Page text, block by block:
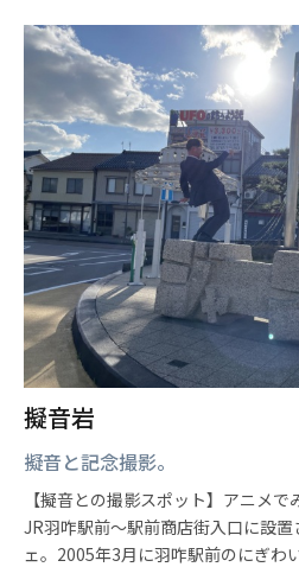
擬音岩
擬音と記念撮影。
【擬音との撮影スポット】アニメで
JR羽咋駅前～駅前商店街入口に設
ェ。2005年3月に羽咋駅前のにぎわ